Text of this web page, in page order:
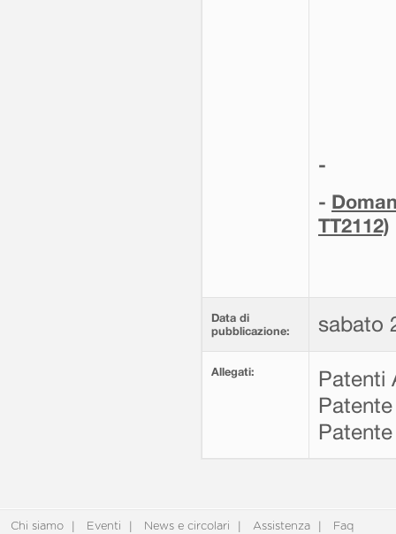
-
-
TT2112)
Data di
pubblicazione:
sabato
Allegati:
Patenti
Chi siamo Eventi News e circolari Assistenza Faq